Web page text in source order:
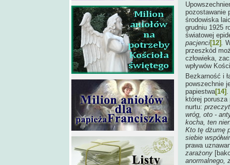
pozostawanie
środowiska
grudniu 1925
światowej
pacjenci[12].
przeszkód
człowieka,
wpływów
Bezkarność i
powszechnie
papiestwa[14] .
której
nurtu:
wróg, oto -
kocha, ten
Kto tę dżumę
siebie
prawa
zarażony
anormalnego,